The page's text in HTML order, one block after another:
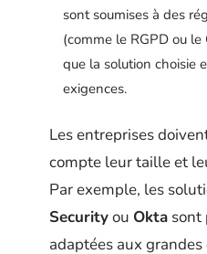
sont soumises à des
(comme le RGPD ou le
que la solution choisie
exigences.
Les entreprises
compte leur taille et
Par exemple, les
Securityou Okta sont
adaptées aux